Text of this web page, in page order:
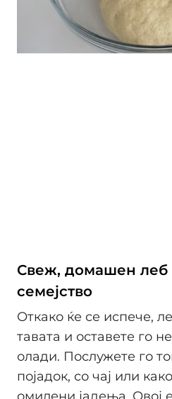
Свеж, домашен леб
семејство
Откако ќе се испече,
тавата и оставете го
олади. Послужете го
појадок, со чај или